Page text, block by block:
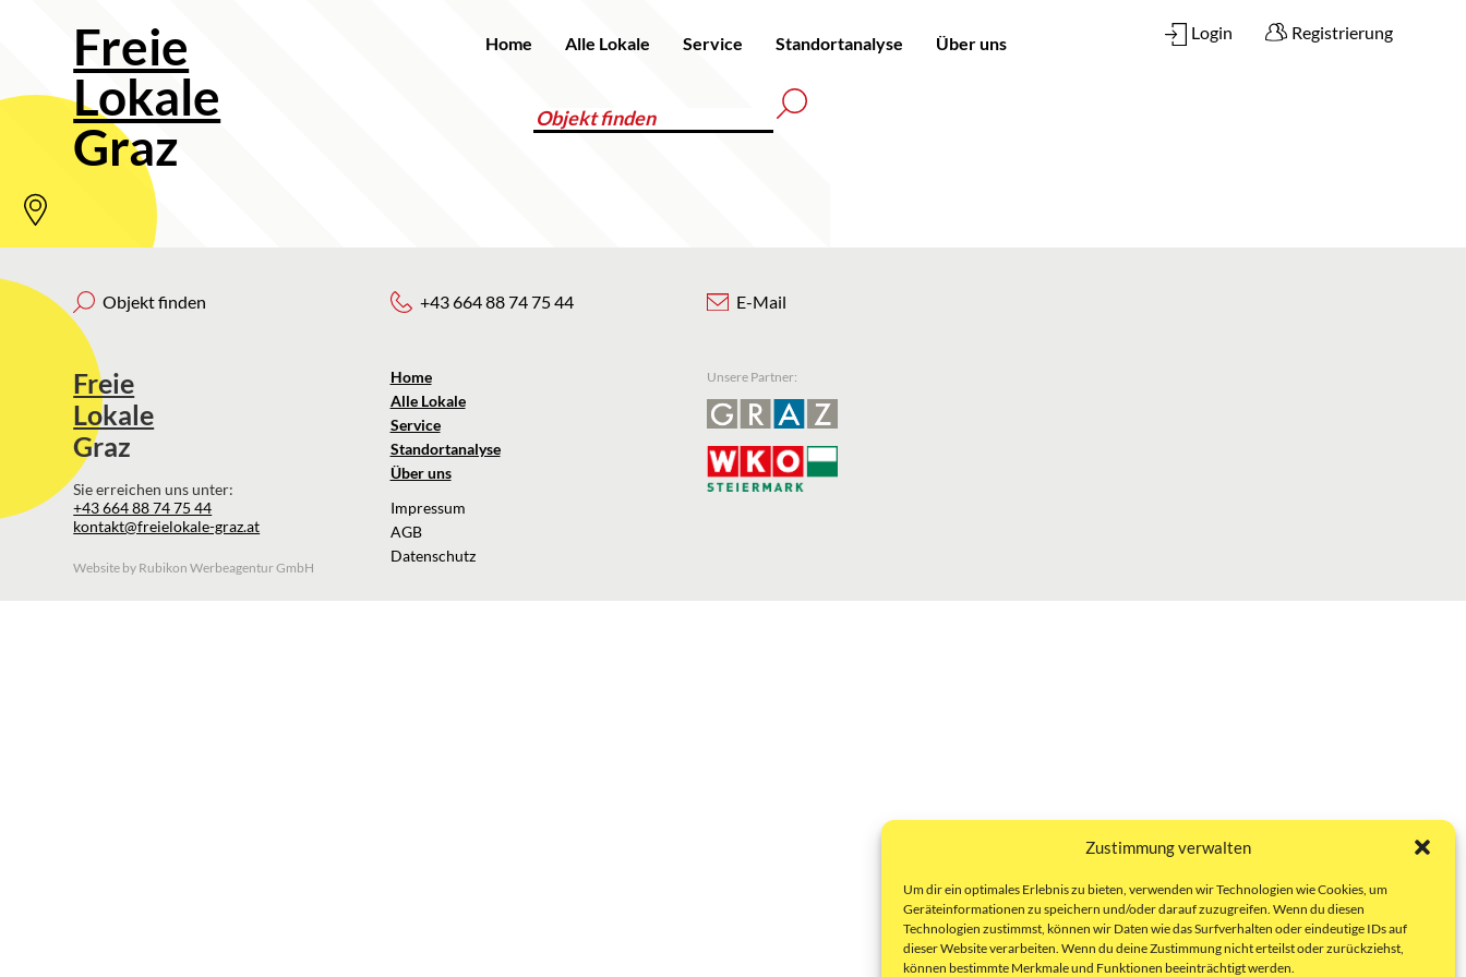
Zustimmung verwalten
Um dir ein optimales Erlebnis zu bieten, verwenden wir Technologien wie Cookies, um
Geräteinformationen zu speichern und/oder darauf zuzugreifen. Wenn du diesen
Technologien zustimmst, können wir Daten wie das Surfverhalten oder eindeutige IDs auf
dieser Website verarbeiten. Wenn du deine Zustimmung nicht erteilst oder zurückziehst,
können bestimmte Merkmale und Funktionen beeinträchtigt werden.
Freie
Lokale
Graz
Home Alle Lokale Service Standortanalyse Über uns
Login Registrierung
Objekt finden
Freie
Lokale
Graz
Sie erreichen uns unter:
+43 664 88 74 75 44
kontakt@freielokale-graz.at
Website by Rubikon Werbeagentur GmbH
+43 664 88 74 75 44
Home
Alle Lokale
Service
Standortanalyse
Über uns
Impressum
AGB
Datenschutz
E-Mail
Unsere Partner: